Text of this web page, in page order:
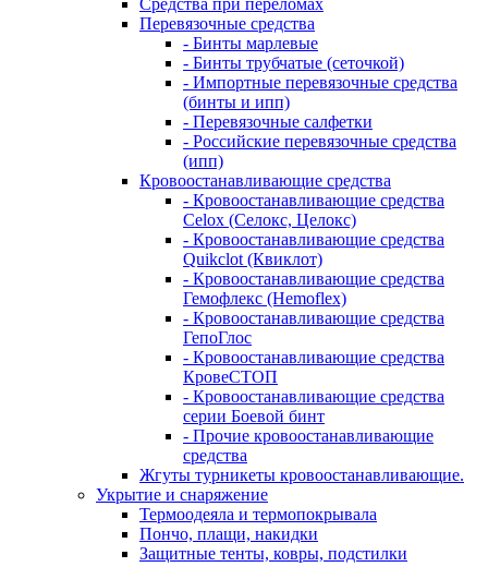
Средства при переломах
Перевязочные средства
- Бинты марлевые
- Бинты трубчатые (сеточкой)
- Импортные перевязочные средства
(бинты и ипп)
- Перевязочные салфетки
- Российские перевязочные средства
(ипп)
Кровоостанавливающие средства
- Кровоостанавливающие средства
Celox (Селокс, Целокс)
- Кровоостанавливающие средства
Quikclot (Квиклот)
- Кровоостанавливающие средства
Гемофлекс (Hemoflex)
- Кровоостанавливающие средства
ГепоГлос
- Кровоостанавливающие средства
КровеСТОП
- Кровоостанавливающие средства
серии Боевой бинт
- Прочие кровоостанавливающие
средства
Жгуты турникеты кровоостанавливающие.
Укрытие и снаряжение
Термоодеяла и термопокрывала
Пончо, плащи, накидки
Защитные тенты, ковры, подстилки